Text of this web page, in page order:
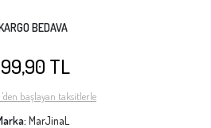
BEDAVA
TL
'den başlayan taksitlerle
MarJinaL